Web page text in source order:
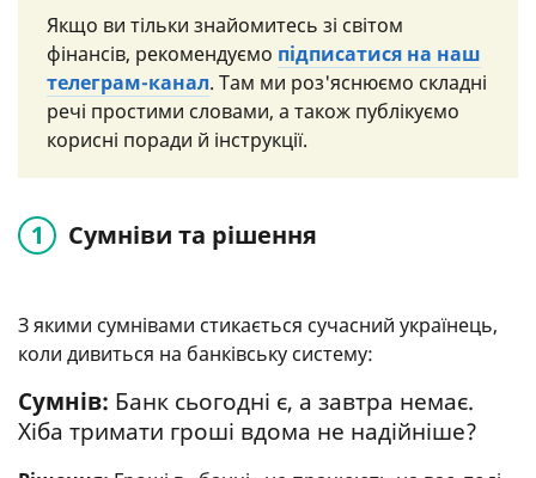
Якщо ви тільки знайомитесь зі світом
фінансів, рекомендуємо підписатися на наш
телеграм-канал. Там ми роз'яснюємо складні
речі простими словами, а також публікуємо
корисні поради й інструкції.
Сумніви та рішення
З якими сумнівами стикається сучасний українець,
коли дивиться на банківську систему:
Сумнів: Банк сьогодні є, а завтра немає.
Хіба тримати гроші вдома не надійніше?